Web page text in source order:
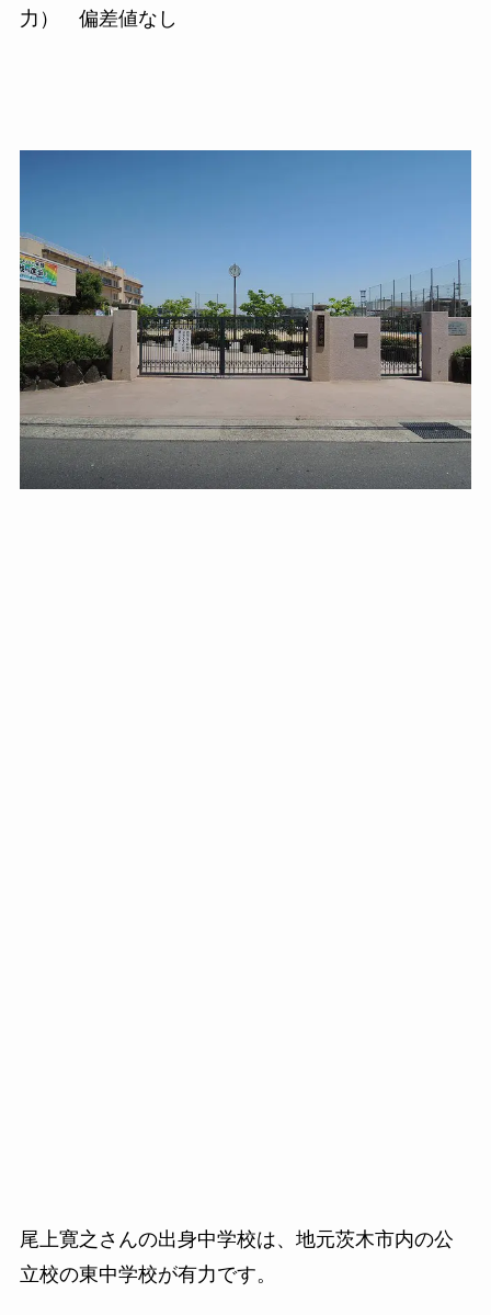
力） 偏差値なし
尾上寛之さんの出身中学校は、地元茨木市内の公
立校の東中学校が有力です。